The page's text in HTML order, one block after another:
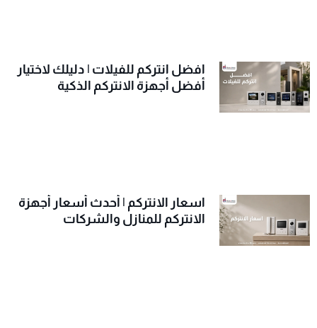
افضل انتركم للفيلات | دليلك لاختيار
أفضل أجهزة الانتركم الذكية
اسعار الانتركم | أحدث أسعار أجهزة
الانتركم للمنازل والشركات